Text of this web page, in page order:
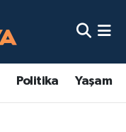
Politika Yaşam